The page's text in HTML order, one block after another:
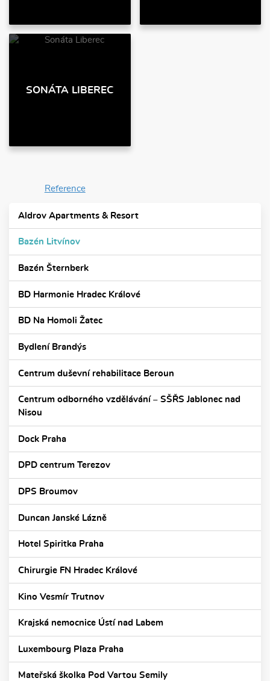
SONÁTA LIBEREC
Reference
Aldrov Apartments & Resort
Bazén Litvínov
Bazén Šternberk
BD Harmonie Hradec Králové
BD Na Homoli Žatec
Bydlení Brandýs
Centrum duševní rehabilitace Beroun
Centrum odborného vzdělávání – SŠŘS Jablonec nad
Nisou
Dock Praha
DPD centrum Terezov
DPS Broumov
Duncan Janské Lázně
Hotel Spiritka Praha
Chirurgie FN Hradec Králové
Kino Vesmír Trutnov
Krajská nemocnice Ústí nad Labem
Luxembourg Plaza Praha
Mateřská školka Pod Vartou Semily